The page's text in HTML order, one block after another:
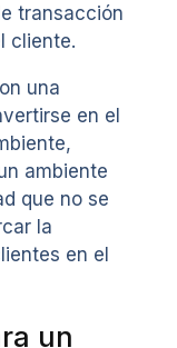
transacción
cliente.
una
en el
ambiente
que no se
la
en el
un